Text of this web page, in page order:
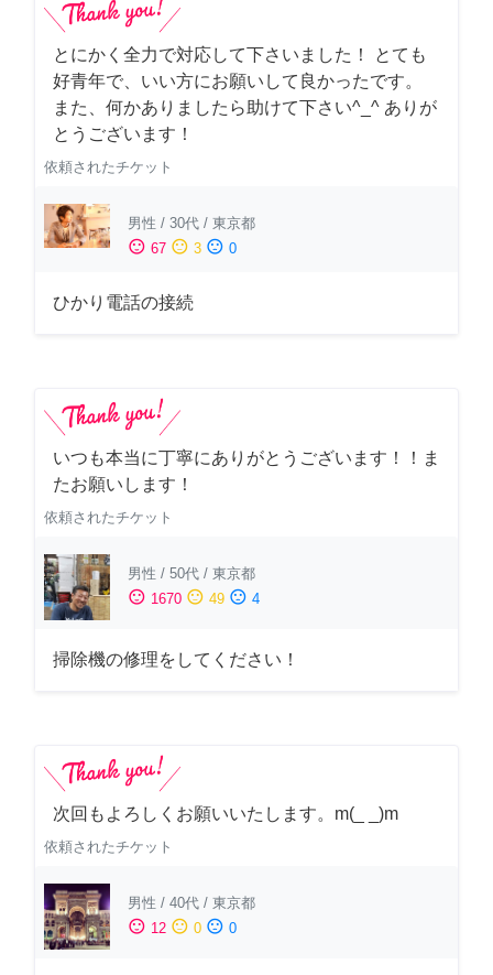
とにかく全力で対応して下さいました！ とても
好青年で、いい方にお願いして良かったです。
また、何かありましたら助けて下さい^_^ ありが
とうございます！
依頼されたチケット
男性 / 30代 / 東京都
sentiment_satisfied 67 sentiment_neutral 3 sentiment_dissatisfied 0
ひかり電話の接続
いつも本当に丁寧にありがとうございます！！ま
たお願いします！
依頼されたチケット
男性 / 50代 / 東京都
sentiment_satisfied 1670 sentiment_neutral 49 sentiment_dissatisfied 4
掃除機の修理をしてください！
次回もよろしくお願いいたします。m(_ _)m
依頼されたチケット
男性 / 40代 / 東京都
sentiment_satisfied 12 sentiment_neutral 0 sentiment_dissatisfied 0